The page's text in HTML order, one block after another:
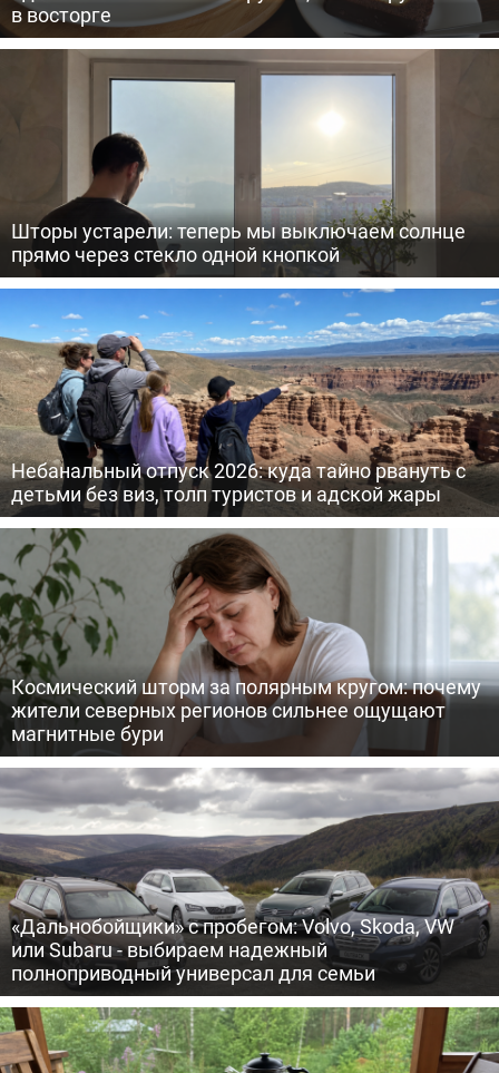
в восторге
Шторы устарели: теперь мы выключаем солнце
прямо через стекло одной кнопкой
Небанальный отпуск 2026: куда тайно рвануть с
детьми без виз, толп туристов и адской жары
Космический шторм за полярным кругом: почему
жители северных регионов сильнее ощущают
магнитные бури
«Дальнобойщики» с пробегом: Volvo, Skoda, VW
или Subaru - выбираем надежный
полноприводный универсал для семьи